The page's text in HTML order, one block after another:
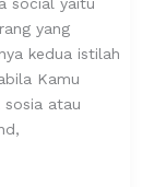
yang
kedua istilah
Kamu
atau